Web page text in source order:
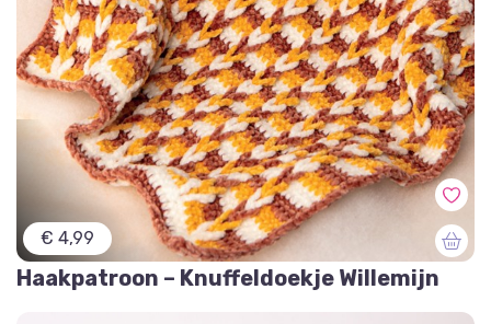
€ 4,99
Haakpatroon – Knuffeldoekje Willemijn